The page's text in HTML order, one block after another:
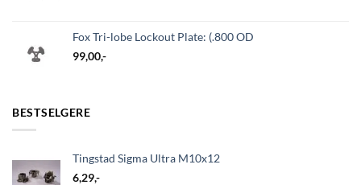
Fox Tri-lobe Lockout Plate: (.800 OD
99,00,-
BESTSELGERE
Tingstad Sigma Ultra M10x12
6,29,-